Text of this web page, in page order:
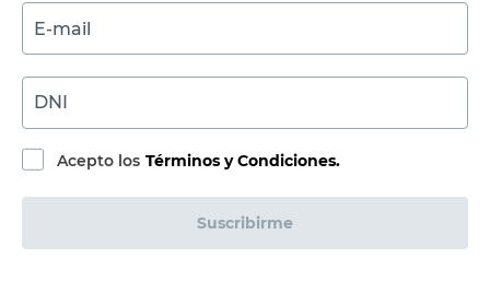
E-mail
DNI
Acepto los Términos y Condiciones.
Suscribirme